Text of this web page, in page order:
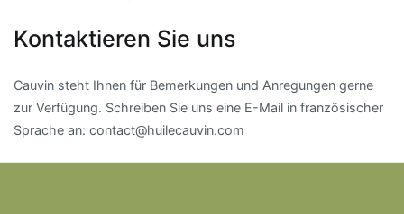
Kontaktieren Sie uns
Cauvin steht Ihnen für Bemerkungen und Anregungen gerne
zur Verfügung. Schreiben Sie uns eine E-Mail in französischer
Sprache an: contact@huilecauvin.com